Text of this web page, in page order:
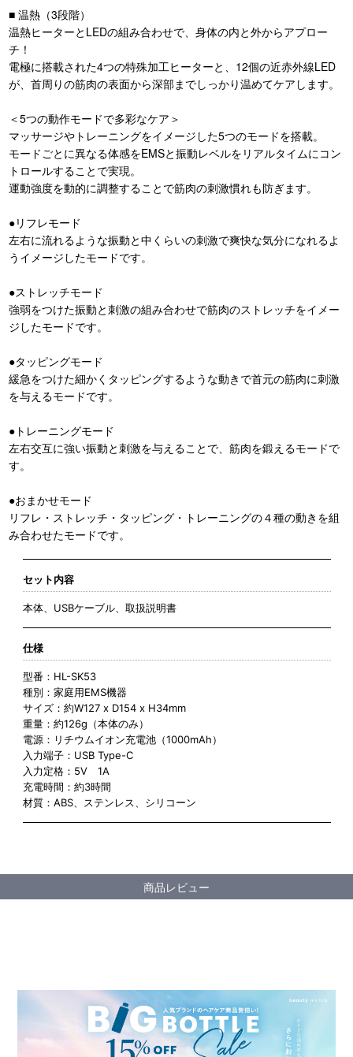
■ 温熱（3段階）
温熱ヒーターとLEDの組み合わせで、身体の内と外からアプロー
チ！
電極に搭載された4つの特殊加工ヒーターと、12個の近赤外線LED
が、首周りの筋肉の表面から深部までしっかり温めてケアします。
＜5つの動作モードで多彩なケア＞
マッサージやトレーニングをイメージした5つのモードを搭載。
モードごとに異なる体感をEMSと振動レベルをリアルタイムにコン
トロールすることで実現。
運動強度を動的に調整することで筋肉の刺激慣れも防ぎます。
●リフレモード
左右に流れるような振動と中くらいの刺激で爽快な気分になれるよ
うイメージしたモードです。
●ストレッチモード
強弱をつけた振動と刺激の組み合わせで筋肉のストレッチをイメー
ジしたモードです。
●タッピングモード
緩急をつけた細かくタッピングするような動きで首元の筋肉に刺激
を与えるモードです。
●トレーニングモード
左右交互に強い振動と刺激を与えることで、筋肉を鍛えるモードで
す。
●おまかせモード
リフレ・ストレッチ・タッピング・トレーニングの４種の動きを組
み合わせたモードです。
セット内容
本体、USBケーブル、取扱説明書
仕様
型番：HL-SK53
種別：家庭用EMS機器
サイズ：約W127 x D154 x H34mm
重量：約126g（本体のみ）
電源：リチウムイオン充電池（1000mAh）
入力端子：USB Type-C
入力定格：5V 1A
充電時間：約3時間
材質：ABS、ステンレス、シリコーン
商品レビュー